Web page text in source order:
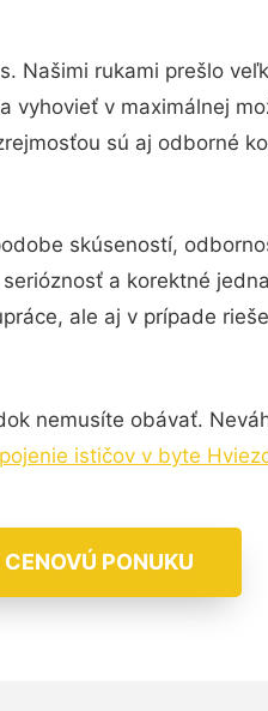
Našimi rukami prešlo
v maximálnej
sú aj odborné
skúseností,
a korektné
ale aj v prípade
nemusíte obávať.
ističov v byte
PONUKU